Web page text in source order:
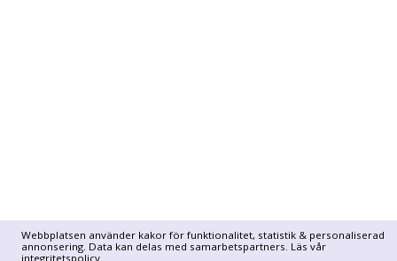
Webbplatsen använder kakor för funktionalitet, statistik & personaliserad
annonsering. Data kan delas med samarbetspartners. Läs vår
integritetspolicy.